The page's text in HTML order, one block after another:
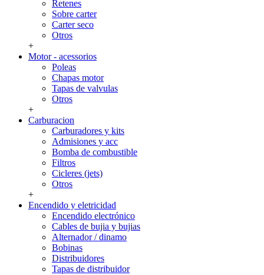
Retenes
Sobre carter
Carter seco
Otros
+
Motor - acessorios
Poleas
Chapas motor
Tapas de valvulas
Otros
+
Carburacion
Carburadores y kits
Admisiones y acc
Bomba de combustible
Filtros
Cicleres (jets)
Otros
+
Encendido y eletricidad
Encendido electrónico
Cables de bujia y bujias
Alternador / dinamo
Bobinas
Distribuidores
Tapas de distribuidor